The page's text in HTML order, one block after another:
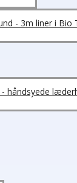
- 3m liner i Bio
- håndsyede